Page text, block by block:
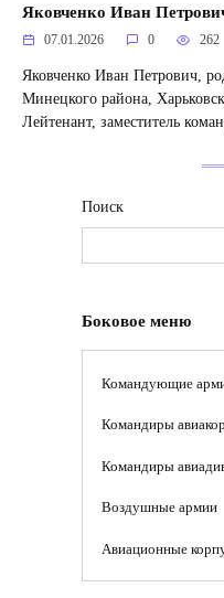
Яковченко Иван
07.01.2026 0 262
Яковченко Иван Петрович,
Минецкого района,
Лейтенант, заместитель
Поиск
Боковое меню
Командующие
Командиры
Командиры
Воздушные армии
Авиационные